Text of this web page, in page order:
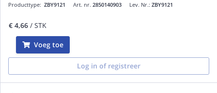
Art. nr. 2850140903
Producttype: ZBY9121 Lev. Nr.: ZBY9121
€ 4,66 / STK
Voeg toe
Log in of registreer